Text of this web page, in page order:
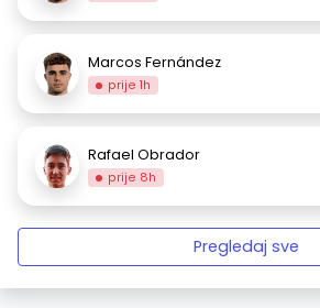
Marcos Fernández
prije 1h
Rafael Obrador
prije 8h
Pregledaj sve